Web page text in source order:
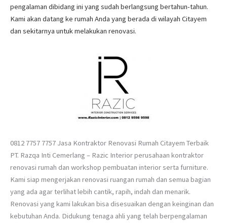
pengalaman dibidang ini yang sudah berlangsung bertahun-tahun.
Kami akan datang ke rumah Anda yang berada di wilayah Citayem
dan sekitarnya untuk melakukan renovasi.
0812 7757 7757 Jasa Kontraktor Renovasi Rumah Citayem Terbaik
PT. Razqa Inti Cemerlang – Razic Interior perusahaan kontraktor
renovasi rumah dan workshop pembuatan interior serta furniture.
Kami siap mengerjakan renovasi ruangan rumah dan semua bagian
yang ada agar terlihat lebih cantik, rapih, indah dan menarik.
Renovasi yang kami lakukan bisa disesuaikan dengan keinginan dan
kebutuhan Anda. Didukung tenaga ahli yang telah berpengalaman